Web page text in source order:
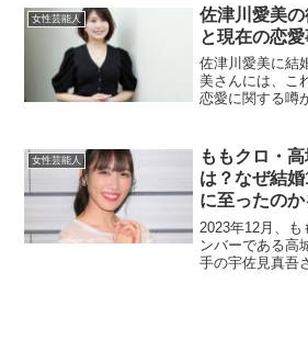
としても知られ
つことから音楽
女性芸能人
佐津川愛美
と現在の恋
佐津川愛美に結
美さんには、こ
恋愛に関する噂
彼女は仕事に集
イベートについ
女性芸能人
ももクロ・
は？なぜ結
に至ったの
2023年12月、も
ンバーである高
手の宇佐見真吾